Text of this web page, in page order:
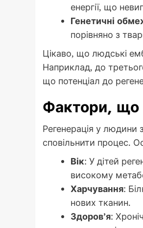
енергії, що
Генетичні
порівняно з
Цікаво, що людські
Наприклад, до
що потенціал до
Фактори, що
Регенерація у людини
сповільнити процес.
Вік: У дітей
високому
Харчування:
нових тканин.
Здоров’я: